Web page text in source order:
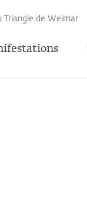
Triangle de Weimar